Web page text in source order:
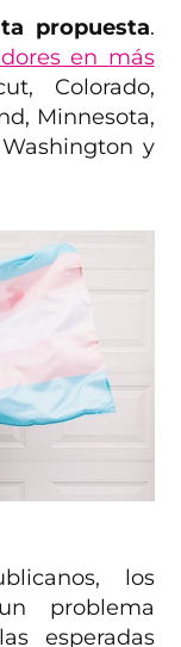
propuesta.
en más
Colorado,
Minnesota,
y
los
problema
esperadas